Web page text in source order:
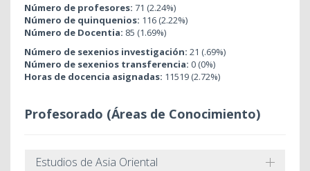
Número de profesores: 71 (2.24%)
Número de quinquenios: 116 (2.22%)
Número de Docentia: 85 (1.69%)
Número de sexenios investigación: 21 (.69%)
Número de sexenios transferencia: 0 (0%)
Horas de docencia asignadas: 11519 (2.72%)
Profesorado (Áreas de Conocimiento)
Estudios de Asia Oriental